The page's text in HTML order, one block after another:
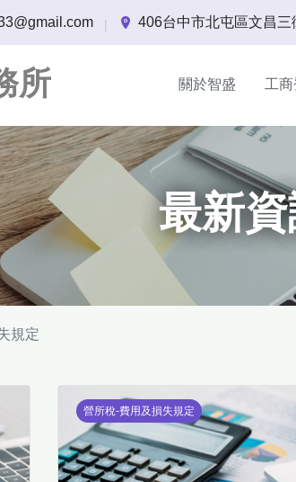
| 406台中市北屯區文昌三
所 關於智盛 工
最新
規定
營所稅-費用及損失規定